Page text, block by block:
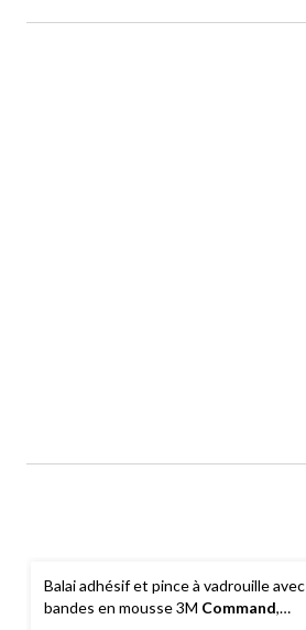
Balai adhésif et pince à vadrouille avec
bandes en mousse 3M Command,